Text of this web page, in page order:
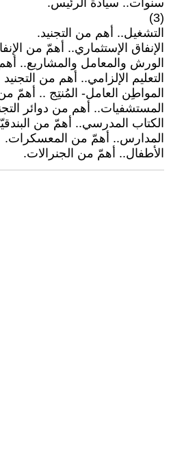
سنوات.. سيادة الرئيس.
(3)
التشغيل.. أهم من التجنيد.
الإنفاق الإستثماري.. أهمّ من
الورش والمعامل والمشاريع..
التعليم الإلزامي.. أهم من التجنيد
المواطِن العامل- المُنتِج .. أهمّ
المستشفيات.. أهم من دوائر
الكتاب المدرسي.. أهمّ من
المدارس.. أهمّ من المعسكرات.
الأطفال.. أهمّ من الجنرالات.